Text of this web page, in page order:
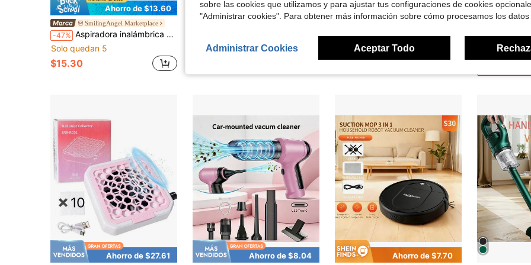
Ahorro de $13.60
SmilingAngel Marketplace
-47% Aspiradora inalámbrica portátil, aspiradora de coche. Uso dual para coche y hogar - Incluye 3 cabezales de cepillo. Recargable por USB (con batería de litio de 1800mAh). Succión potente de 3100Pa, taza de polvo desmontable. Mango ergonómico, compacta y portátil. Adecuada para limpiar el coche, la oficina, el hogar y el teatro. Herramienta de limpieza esencial.
Solo quedan 5
$15.30
Ahorro de $3.85
-33% JMMO Aspiradora de escritorio para limpiar la ranura del teclado, diseño inalámbrico talla grande flexible y libre de usar, no solo una herramienta sino también una decoración divertida para el escritorio, batería de 400mAh
$7.65
Solo quedan
$9.05
Ahorro de $27.61 Ahorro de $8.04 Ahorro de $7.70
sobre las cookies que utilizamos y para ajustar tus configuraciones de cookies
"Administrar cookies". Para obtener más información sobre cómo procesamos los datos
Administrar Cookies Aceptar Todo